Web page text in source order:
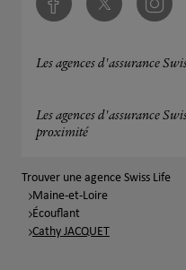
FacebookTwitter
Les agences d'assurance
Les agences d'assurance
proximité
Trouver une agence Swiss Life
Maine-et-Loire
Écouflant
Cathy JACQUET